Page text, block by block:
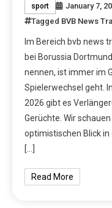
sport January 7,
Tagged BVB News
Im Bereich bvb news
bei Borussia
nennen, ist immer im
Spielerwechsel geht.
2026 gibt es
Gerüchte. Wir
optimistischen Blick
[…]
Read More